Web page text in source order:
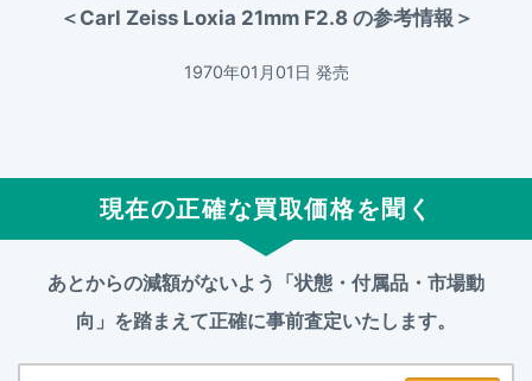
＜Carl Zeiss Loxia 21mm F2.8 の参考情報＞
1970年01月01日 発売
現在の正確な買取価格を聞く
あとからの減額がないよう「状態・付属品・市場動
向」を踏まえて正確に事前査定いたします。